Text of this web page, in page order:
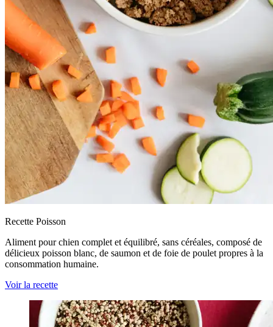
Recette Poisson
Aliment pour chien complet et équilibré, sans céréales, composé de
délicieux poisson blanc, de saumon et de foie de poulet propres à la
consommation humaine.
Voir la recette